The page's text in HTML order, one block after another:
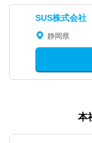
SUS株式会社
静岡県
本